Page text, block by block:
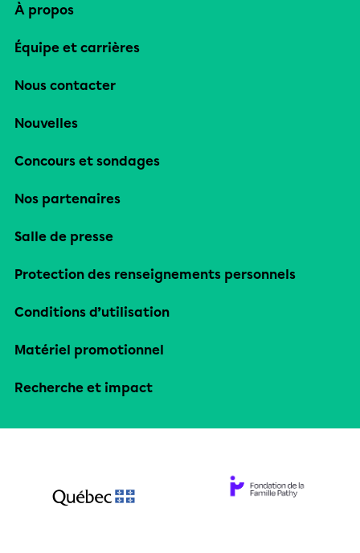
À propos
Équipe et carrières
Nous contacter
Nouvelles
Concours et sondages
Nos partenaires
Salle de presse
Protection des renseignements personnels
Conditions d’utilisation
Matériel promotionnel
Recherche et impact